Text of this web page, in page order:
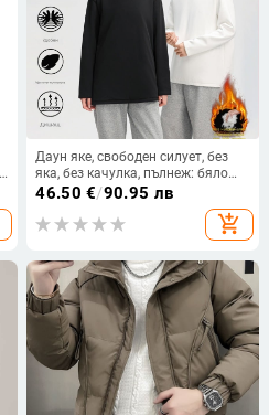
Даун яке, свободен силует, без
яка, без качулка, пълнеж: бяло
гъши пера 86–90%
46.50 €/90.95 лв
add_shopping_cart